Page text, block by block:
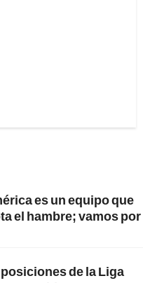
es un equipo que
el hambre; vamos por
de la Liga